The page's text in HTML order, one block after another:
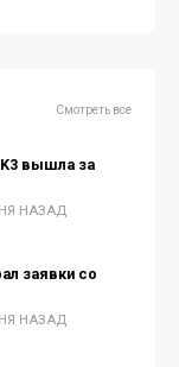
Смотреть все
вышла за
НАЗАД
заявки со
НАЗАД